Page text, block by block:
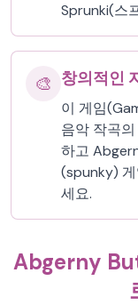
Sprunki(스
🎨 창의적인
이 게임
음악 작곡
하고
(spunky)
세요.
Abgerny